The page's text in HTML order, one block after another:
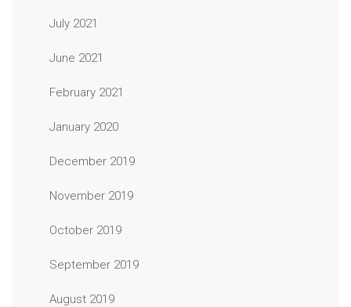
July 2021
June 2021
February 2021
January 2020
December 2019
November 2019
October 2019
September 2019
August 2019